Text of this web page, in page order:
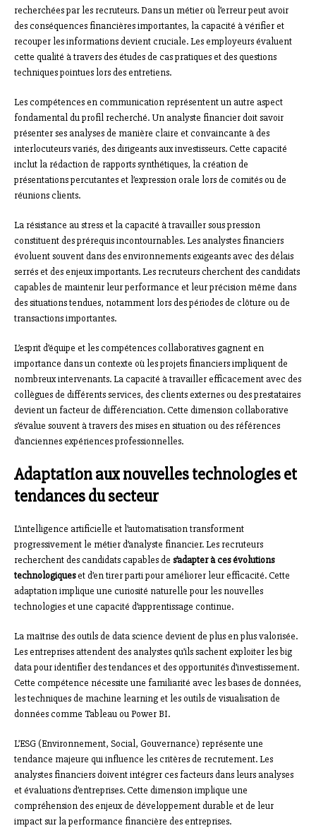
recherchées par les recruteurs. Dans un métier où l’erreur peut avoir
des conséquences financières importantes, la capacité à vérifier et
recouper les informations devient cruciale. Les employeurs évaluent
cette qualité à travers des études de cas pratiques et des questions
techniques pointues lors des entretiens.
Les compétences en communication représentent un autre aspect
fondamental du profil recherché. Un analyste financier doit savoir
présenter ses analyses de manière claire et convaincante à des
interlocuteurs variés, des dirigeants aux investisseurs. Cette capacité
inclut la rédaction de rapports synthétiques, la création de
présentations percutantes et l’expression orale lors de comités ou de
réunions clients.
La résistance au stress et la capacité à travailler sous pression
constituent des prérequis incontournables. Les analystes financiers
évoluent souvent dans des environnements exigeants avec des délais
serrés et des enjeux importants. Les recruteurs cherchent des candidats
capables de maintenir leur performance et leur précision même dans
des situations tendues, notamment lors des périodes de clôture ou de
transactions importantes.
L’esprit d’équipe et les compétences collaboratives gagnent en
importance dans un contexte où les projets financiers impliquent de
nombreux intervenants. La capacité à travailler efficacement avec des
collègues de différents services, des clients externes ou des prestataires
devient un facteur de différenciation. Cette dimension collaborative
s’évalue souvent à travers des mises en situation ou des références
d’anciennes expériences professionnelles.
Adaptation aux nouvelles technologies et
tendances du secteur
L’intelligence artificielle et l’automatisation transforment
progressivement le métier d’analyste financier. Les recruteurs
recherchent des candidats capables de s’adapter à ces évolutions
technologiqueset d’en tirer parti pour améliorer leur efficacité. Cette
adaptation implique une curiosité naturelle pour les nouvelles
technologies et une capacité d’apprentissage continue.
La maîtrise des outils de data science devient de plus en plus valorisée.
Les entreprises attendent des analystes qu’ils sachent exploiter les big
data pour identifier des tendances et des opportunités d’investissement.
Cette compétence nécessite une familiarité avec les bases de données,
les techniques de machine learning et les outils de visualisation de
données comme Tableau ou Power BI.
L’ESG (Environnement, Social, Gouvernance) représente une
tendance majeure qui influence les critères de recrutement. Les
analystes financiers doivent intégrer ces facteurs dans leurs analyses
et évaluations d’entreprises. Cette dimension implique une
compréhension des enjeux de développement durable et de leur
impact sur la performance financière des entreprises.